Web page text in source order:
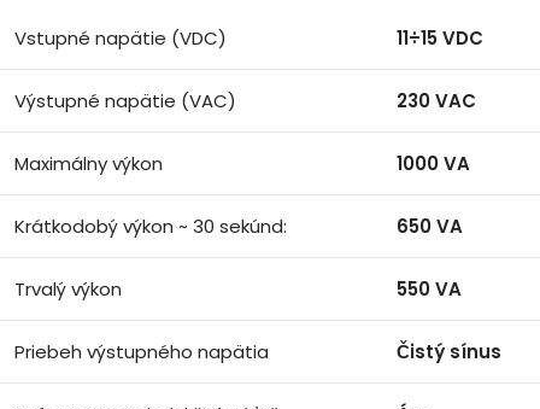
Vstupné napätie (VDC) 11÷15 VDC
Výstupné napätie (VAC) 230 VAC
Maximálny výkon 1000 VA
Krátkodobý výkon ~ 30 sekúnd: 650 VA
Trvalý výkon 550 VA
Priebeh výstupného napätia Čistý sínus